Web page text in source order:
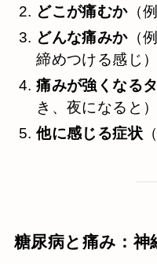
どこが痛むか（
どんな痛みか（
締めつける感じ）
痛みが強くなる
き、夜になると）
他に感じる症状
糖尿病と痛み：神